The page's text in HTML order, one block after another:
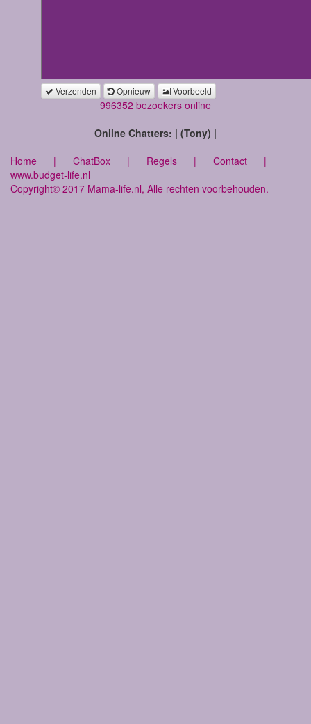
Verzenden Opnieuw Voorbeeld
996352 bezoekers online
Online Chatters: | (Tony) |
Home | ChatBox | Regels | Contact |
www.budget-life.nl
Copyright© 2017 Mama-life.nl, Alle rechten voorbehouden.